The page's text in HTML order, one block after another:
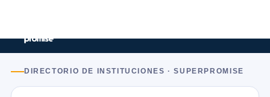
DIRECTORIO DE INSTITUCIONES · SUPERPROMISE